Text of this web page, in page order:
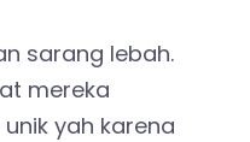
sarang lebah.
mereka
yah karena